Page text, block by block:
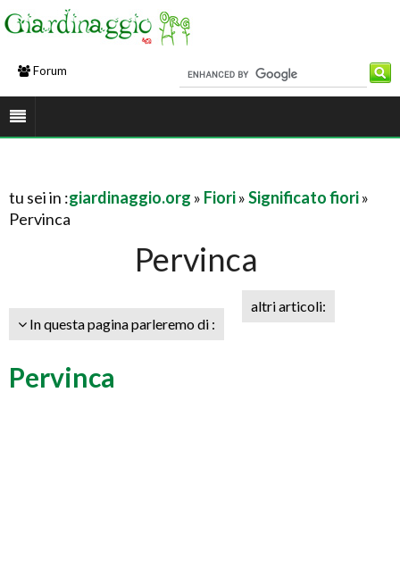
Forum
tu sei in :giardinaggio.org » Fiori»Significato fiori»
Pervinca
Pervinca
In questa pagina parleremo di :
altri articoli:
Pervinca